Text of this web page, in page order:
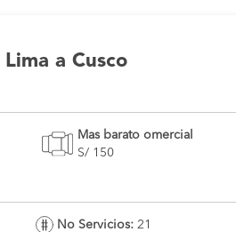
Lima a Cusco
Mas barato omercial
S/ 150
No Servicios: 21